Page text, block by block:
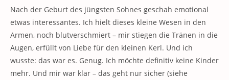
Nach der Geburt des jüngsten Sohnes geschah emotional
etwas interessantes. Ich hielt dieses kleine Wesen in den
Armen, noch blutverschmiert – mir stiegen die Tränen in die
Augen, erfüllt von Liebe für den kleinen Kerl. Und ich
wusste: das war es. Genug. Ich möchte definitiv keine Kinder
mehr. Und mir war klar – das geht nur sicher (siehe